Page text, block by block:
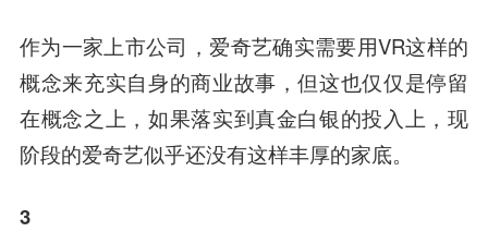
作为一家上市公司，爱奇艺确实需要用VR这样的
概念来充实自身的商业故事，但这也仅仅是停留
在概念之上，如果落实到真金白银的投入上，现
阶段的爱奇艺似乎还没有这样丰厚的家底。
3